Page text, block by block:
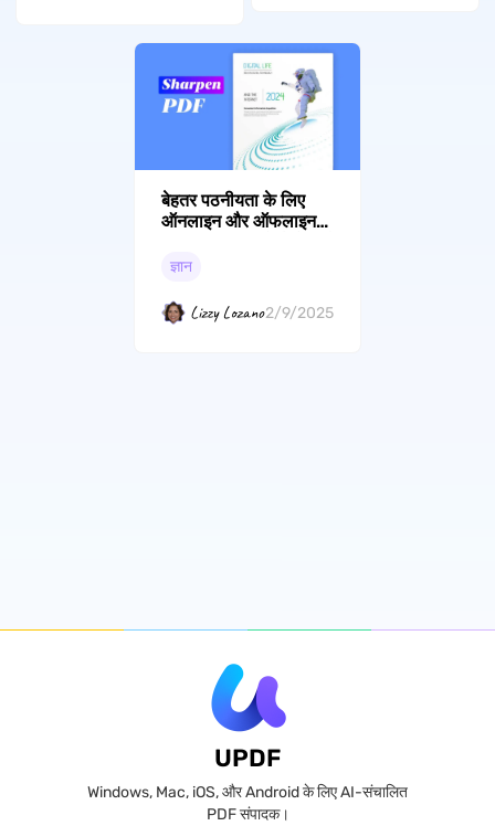
बेहतर पठनीयता के लिए
ऑनलाइन और ऑफलाइन
करें
ज्ञान
Lizzy Lozano2/9/2025
UPDF
Windows, Mac, iOS, और Android के लिए AI-संचालित
PDF संपादक।